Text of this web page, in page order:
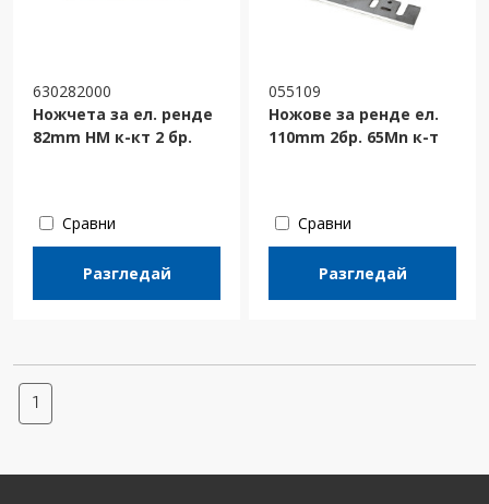
630282000
Ножчета за ел. ренде
82mm НМ к-кт 2 бр.
Сравни
Разгледай
055109
Ножове за ренде ел.
110mm 2бр. 65Mn к-т
Сравни
Разгледай
1